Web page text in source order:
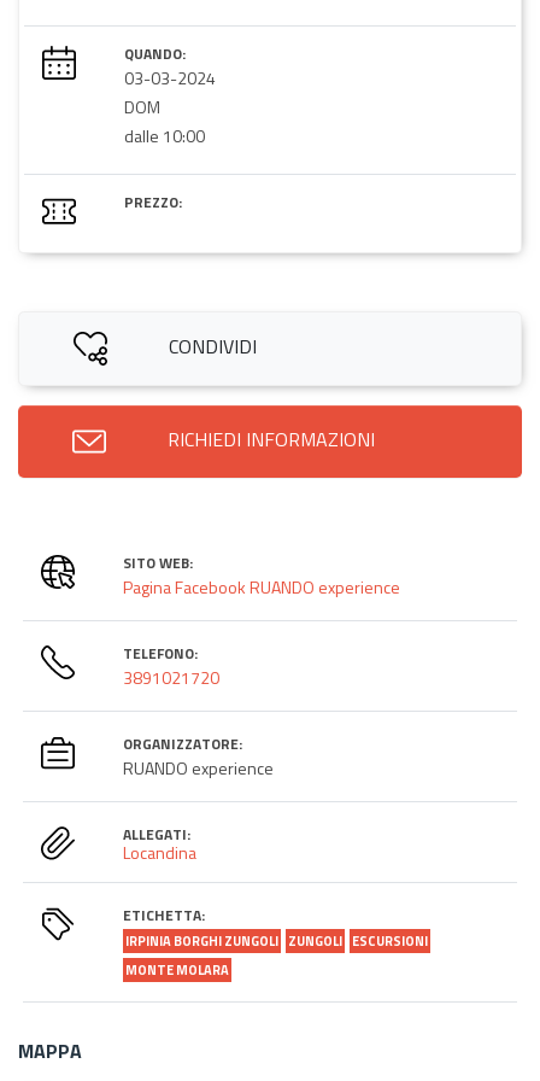
QUANDO:
03-03-2024
DOM
dalle 10:00
PREZZO:
CONDIVIDI
RICHIEDI INFORMAZIONI
SITO WEB:
Pagina Facebook RUANDO experience
TELEFONO:
3891021720
ORGANIZZATORE:
RUANDO experience
ALLEGATI:
Locandina
ETICHETTA:
IRPINIA BORGHI ZUNGOLI ZUNGOLI ESCURSIONI
MONTE MOLARA
MAPPA